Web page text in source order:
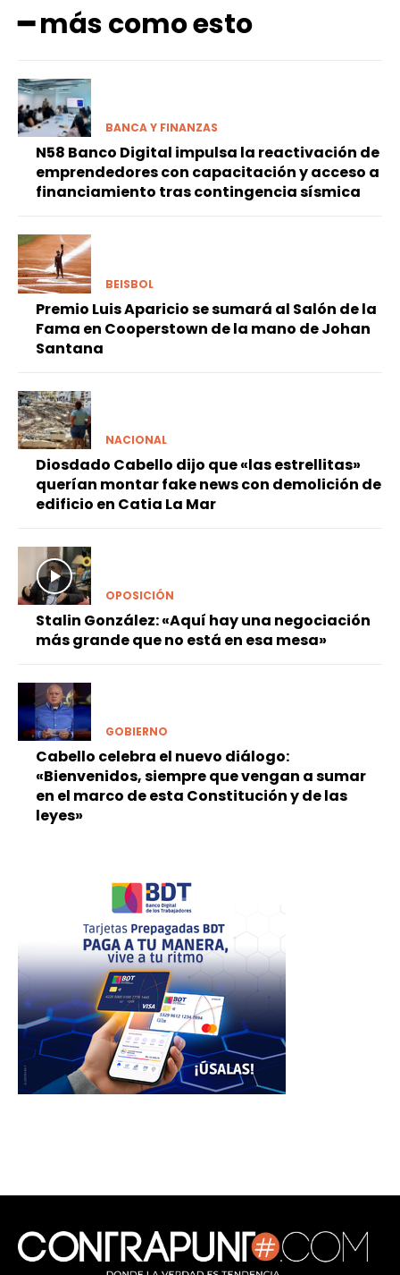
━ más como esto
BANCA Y FINANZAS
N58 Banco Digital impulsa la reactivación de
emprendedores con capacitación y acceso a
financiamiento tras contingencia sísmica
BEISBOL
Premio Luis Aparicio se sumará al Salón de la
Fama en Cooperstown de la mano de Johan
Santana
NACIONAL
Diosdado Cabello dijo que «las estrellitas»
querían montar fake news con demolición de
edificio en Catia La Mar
OPOSICIÓN
Stalin González: «Aquí hay una negociación
más grande que no está en esa mesa»
GOBIERNO
Cabello celebra el nuevo diálogo:
«Bienvenidos, siempre que vengan a sumar
en el marco de esta Constitución y de las
leyes»